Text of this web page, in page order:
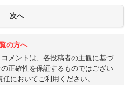
の方へ
メントは、各投稿者の主観に基づ
正確性を保証するものではござい
においてご利用ください。